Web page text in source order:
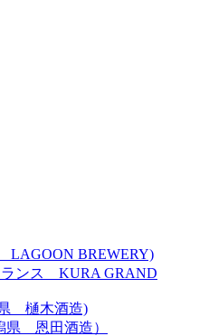
BREWERY)
ランス KURA GRAND
樋木酒造)
県 恩田酒造）